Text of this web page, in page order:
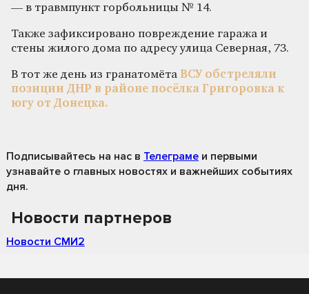
— в травмпункт горбольницы № 14.
Также зафиксировано повреждение гаража и
стены жилого дома по адресу улица Северная, 73.
В тот же день из гранатомёта ВСУ обстреляли
позиции ДНР в районе посёлка Григоровка к
югу от Донецка.
Подписывайтесь на нас в Телеграме и первыми
узнавайте о главных новостях и важнейших событиях
дня.
Новости партнеров
Новости СМИ2